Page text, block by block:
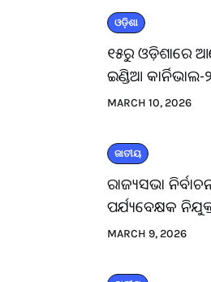
ଓଡ଼ିଶା
୧୫ରୁ ଓଡ଼ିଶାରେ
ଇଣ୍ଡିଆ କାର୍ନିଭାଲ-
MARCH 10, 2026
ଜାତୀୟ
ରାଜ୍ୟସଭା
ପର୍ଯ୍ୟବେକ୍ଷକ
MARCH 9, 2026